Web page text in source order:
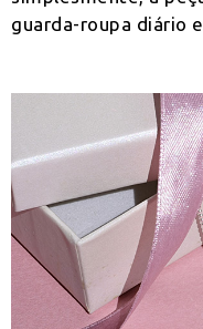
guarda-roupa diário